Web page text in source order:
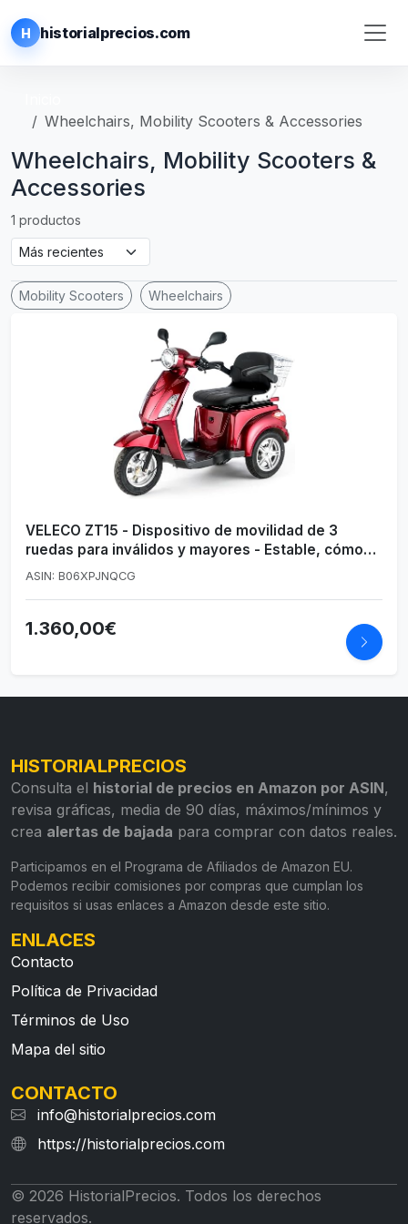
H historialprecios.com
Wheelchairs, Mobility Scooters & Accessories
Wheelchairs, Mobility Scooters &
Accessories
1 productos
Mobility Scooters Wheelchairs
VELECO ZT15 - Dispositivo de movilidad de 3
ruedas para inválidos y mayores - Estable, cómodo
y seguro - Alarma, bocina - Se entrega
ASIN: B06XPJNQCG
1.360,00€
HISTORIALPRECIOS
Consulta el historial de precios en Amazon por ASIN,
revisa gráficas, media de 90 días, máximos/mínimos y
crea alertas de bajada para comprar con datos reales.
Participamos en el Programa de Afiliados de Amazon EU.
Podemos recibir comisiones por compras que cumplan los
requisitos si usas enlaces a Amazon desde este sitio.
ENLACES
Contacto
Política de Privacidad
Términos de Uso
Mapa del sitio
CONTACTO
info@historialprecios.com
https://historialprecios.com
© 2026 HistorialPrecios. Todos los derechos
reservados.